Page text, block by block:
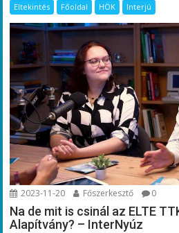
Eltekintés Főoldal HÖK Interjú
2023-11-20 Főszerkesztő 0
Na de mit is csinál az ELTE
Alapítvány? – InterNyúz